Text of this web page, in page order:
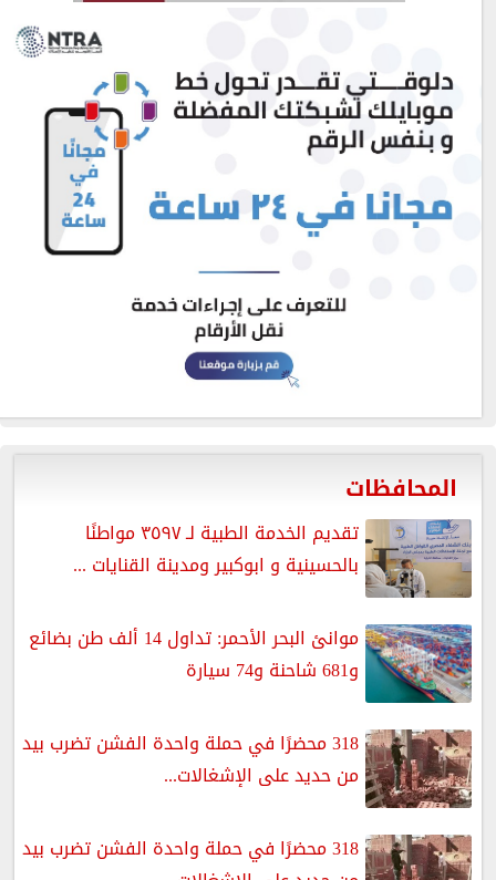
المحافظات
تقديم الخدمة الطبية لـ ٣٥٩٧ مواطنًا
بالحسينية و ابوكبير ومدينة القنايات ...
موانئ البحر الأحمر: تداول 14 ألف طن بضائع
و681 شاحنة و74 سيارة
318 محضرًا في حملة واحدة الفشن تضرب بيد
من حديد على الإشغالات...
318 محضرًا في حملة واحدة الفشن تضرب بيد